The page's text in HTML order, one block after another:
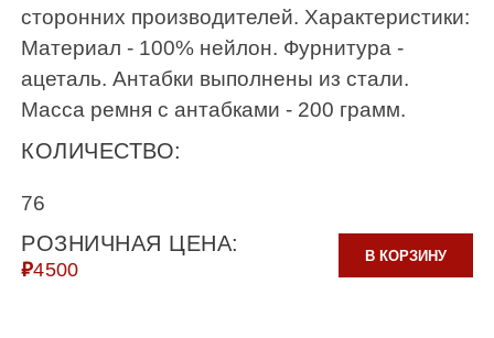
сторонних производителей. Характеристики:
Материал - 100% нейлон. Фурнитура -
ацеталь. Антабки выполнены из стали.
Масса ремня с антабками - 200 грамм.
КОЛИЧЕСТВО:
76
РОЗНИЧНАЯ ЦЕНА:
₽4500
В КОРЗИНУ